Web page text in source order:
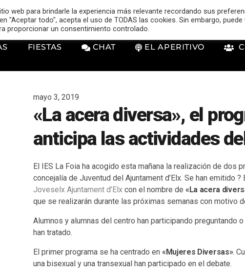
FIESTAS CHAT EL APERITIVO
mayo 3, 2019
«La acera diversa», el
anticipa las actividades
El IES La Foia ha acogido esta mañana la realización de dos
concejalía de Juventud del Ajuntament d’Elx. Se han emitido ?
Joveselx Ajuntament d’Elx con el nombre de «La acera
que se realizarán durante las próximas semanas con motivo
Alumnos y alumnas del centro han participando preguntando
han tratado.
El primer programa se ha centrado en «Mujeres Diversas».
una bisexual y una transexual han participado en el debate.
web para brindarle la experiencia más relevante recordando sus
"Aceptar todo", acepta el uso de TODAS las cookies. Sin embargo, puede
proporcionar un consentimiento controlado.